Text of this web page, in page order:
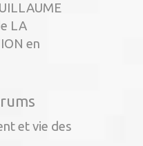
LA
en
et vie des